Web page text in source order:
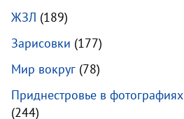
ЖЗЛ (189)
Зарисовки (177)
Мир вокруг(78)
Приднестровье в фотографиях
(244)